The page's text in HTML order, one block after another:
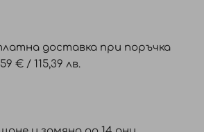
доставка при поръчка
€ / 115,39 лв.